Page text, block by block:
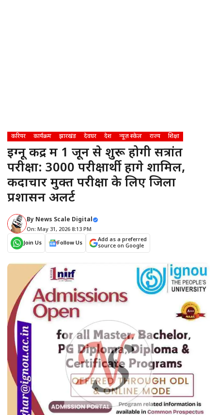
करियर कार्यक्रम झारखंड देवघर देश न्यूज़ स्केल राज्य शिक्षा
इग्नू केंद्र में 1 जून से शुरू होगी सत्रांत
परीक्षा: 3000 परीक्षार्थी होंगे शामिल,
कदाचार मुक्त परीक्षा के लिए जिला
प्रशासन अलर्ट
By News Scale Digital
On: May 31, 2026 8:13 PM
Join Us
Follow Us
Add as a preferred
source on Google